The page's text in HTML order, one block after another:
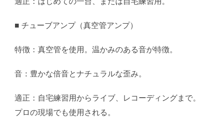
■ チューブアンプ（真空管アンプ）
特徴：真空管を使用。温かみのある音が特徴。
音：豊かな倍音とナチュラルな歪み。
適正：自宅練習用からライブ、レコーディングまで。
プロの現場でも使用される。